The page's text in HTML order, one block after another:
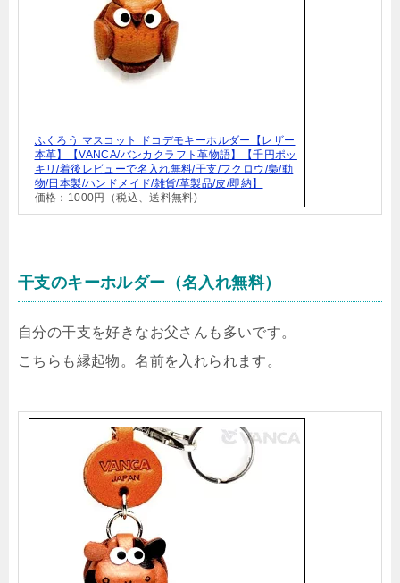
ふくろう マスコット ドコデモキーホルダー【レザー
本革】【VANCA/バンカクラフト革物語】【千円ポッ
キリ/着後レビューで名入れ無料/干支/フクロウ/梟/動
物/日本製/ハンドメイド/雑貨/革製品/皮/即納】
価格：1000円（税込、送料無料)
干支のキーホルダー（名入れ無料）
自分の干支を好きなお父さんも多いです。
こちらも縁起物。名前を入れられます。